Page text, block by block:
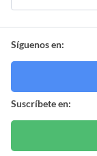
Síguenos en:
Suscríbete en: